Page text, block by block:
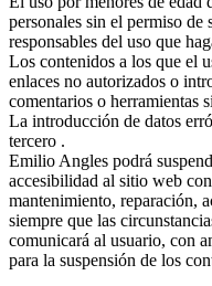
personales sin el permiso de
responsables del uso que
Los contenidos a los que el
enlaces no autorizados o
comentarios o herramientas
La introducción de datos
tercero .
Emilio Angles podrá
accesibilidad al sitio web
mantenimiento, reparación,
siempre que las
comunicará al usuario, con
para la suspensión de los